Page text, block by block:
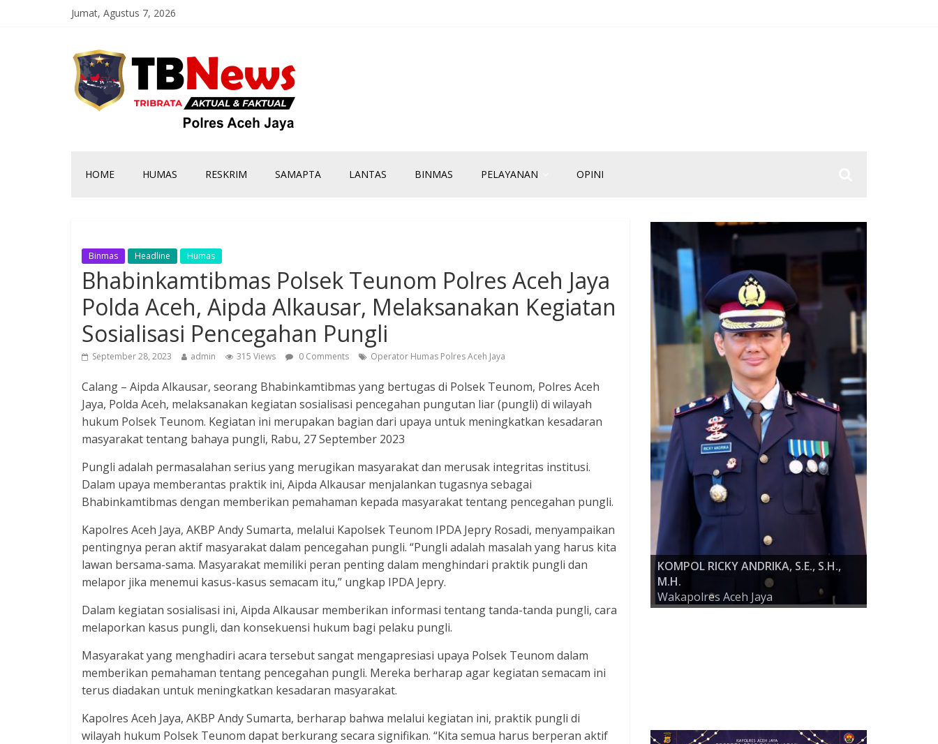
Jumat, Agustus 7, 2026
HOME HUMAS RESKRIM SAMAPTA LANTAS BINMAS PELAYANAN OPINI
Binmas Headline Humas
Bhabinkamtibmas Polsek Teunom Polres Aceh Jaya
Polda Aceh, Aipda Alkausar, Melaksanakan Kegiatan
Sosialisasi Pencegahan Pungli
September 28, 2023 admin 315 Views 0 Comments Operator Humas Polres Aceh Jaya
Calang – Aipda Alkausar, seorang Bhabinkamtibmas yang bertugas di Polsek Teunom, Polres Aceh
Jaya, Polda Aceh, melaksanakan kegiatan sosialisasi pencegahan pungutan liar (pungli) di wilayah
hukum Polsek Teunom. Kegiatan ini merupakan bagian dari upaya untuk meningkatkan kesadaran
masyarakat tentang bahaya pungli, Rabu, 27 September 2023
Pungli adalah permasalahan serius yang merugikan masyarakat dan merusak integritas institusi.
Dalam upaya memberantas praktik ini, Aipda Alkausar menjalankan tugasnya sebagai
Bhabinkamtibmas dengan memberikan pemahaman kepada masyarakat tentang pencegahan pungli.
Kapolres Aceh Jaya, AKBP Andy Sumarta, melalui Kapolsek Teunom IPDA Jepry Rosadi, menyampaikan
pentingnya peran aktif masyarakat dalam pencegahan pungli. “Pungli adalah masalah yang harus kita
lawan bersama-sama. Masyarakat memiliki peran penting dalam menghindari praktik pungli dan
melapor jika menemui kasus-kasus semacam itu,” ungkap IPDA Jepry.
Dalam kegiatan sosialisasi ini, Aipda Alkausar memberikan informasi tentang tanda-tanda pungli, cara
melaporkan kasus pungli, dan konsekuensi hukum bagi pelaku pungli.
Masyarakat yang menghadiri acara tersebut sangat mengapresiasi upaya Polsek Teunom dalam
memberikan pemahaman tentang pencegahan pungli. Mereka berharap agar kegiatan semacam ini
terus diadakan untuk meningkatkan kesadaran masyarakat.
Kapolres Aceh Jaya, AKBP Andy Sumarta, berharap bahwa melalui kegiatan ini, praktik pungli di
wilayah hukum Polsek Teunom dapat berkurang secara signifikan. “Kita semua harus berperan aktif
AKBP ZULFA RENALDO, S.I.K., M.Si
KAPOLRES ACEH JAYA
KOMPOL RICKY ANDRIKA, S.E., S.H.,
M.H.
Wakapolres Aceh Jaya